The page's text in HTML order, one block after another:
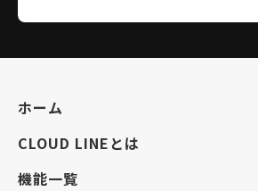
ホーム
CLOUD LINEとは
機能一覧